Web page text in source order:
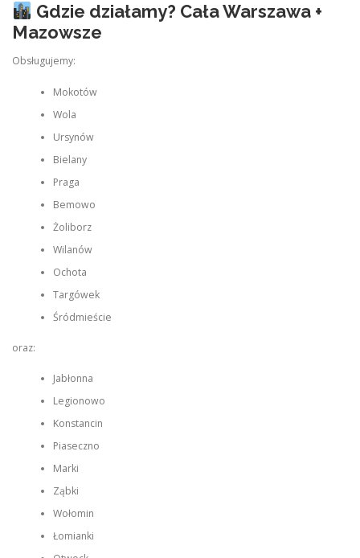
Gdzie działamy? Cała Warszawa +
Mazowsze
Obsługujemy:
Mokotów
Wola
Ursynów
Bielany
Praga
Bemowo
Żoliborz
Wilanów
Ochota
Targówek
Śródmieście
oraz:
Jabłonna
Legionowo
Konstancin
Piaseczno
Marki
Ząbki
Wołomin
Łomianki